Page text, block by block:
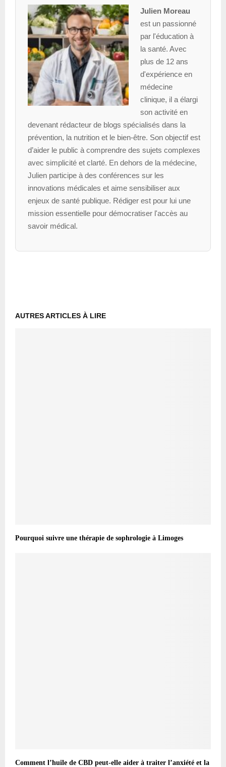
Julien Moreau
est un passionné
par l'éducation à
la santé. Avec
plus de 12 ans
d'expérience en
médecine
clinique, il a élargi
son activité en
devenant rédacteur de blogs spécialisés dans la
prévention, la nutrition et le bien-être. Son objectif est
d’aider le public à comprendre des sujets complexes
avec simplicité et clarté. En dehors de la médecine,
Julien participe à des conférences sur les
innovations médicales et aime sensibiliser aux
enjeux de santé publique. Rédiger est pour lui une
mission essentielle pour démocratiser l'accès au
savoir médical.
AUTRES ARTICLES À LIRE
Pourquoi suivre une thérapie de sophrologie à Limoges
Comment l’huile de CBD peut-elle aider à traiter l’anxiété et la